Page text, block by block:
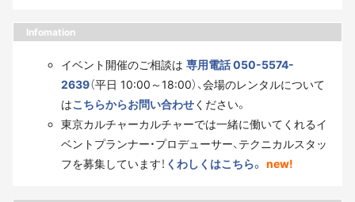
Infomation
イベント開催のご相談は 専用電話 050-5574-
2639（平日 10:00～18:00）、会場のレンタルについて
はこちらからお問い合わせください。
東京カルチャーカルチャーでは一緒に働いてくれるイ
ベントプランナー・プロデューサー、テクニカルスタッ
フを募集しています！ くわしくはこちら。 new!